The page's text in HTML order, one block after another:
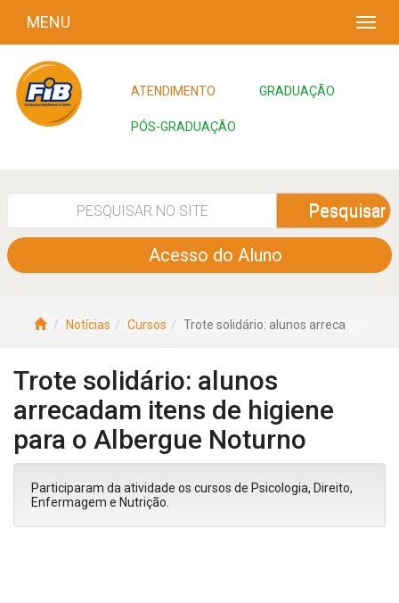
MENU
ATENDIMENTO GRADUAÇÃO
PÓS-GRADUAÇÃO
Pesquisar
Acesso do Aluno
Notícias Cursos Trote solidário: alunos arreca
Trote solidário: alunos
arrecadam itens de higiene
para o Albergue Noturno
Participaram da atividade os cursos de Psicologia, Direito,
Enfermagem e Nutrição.